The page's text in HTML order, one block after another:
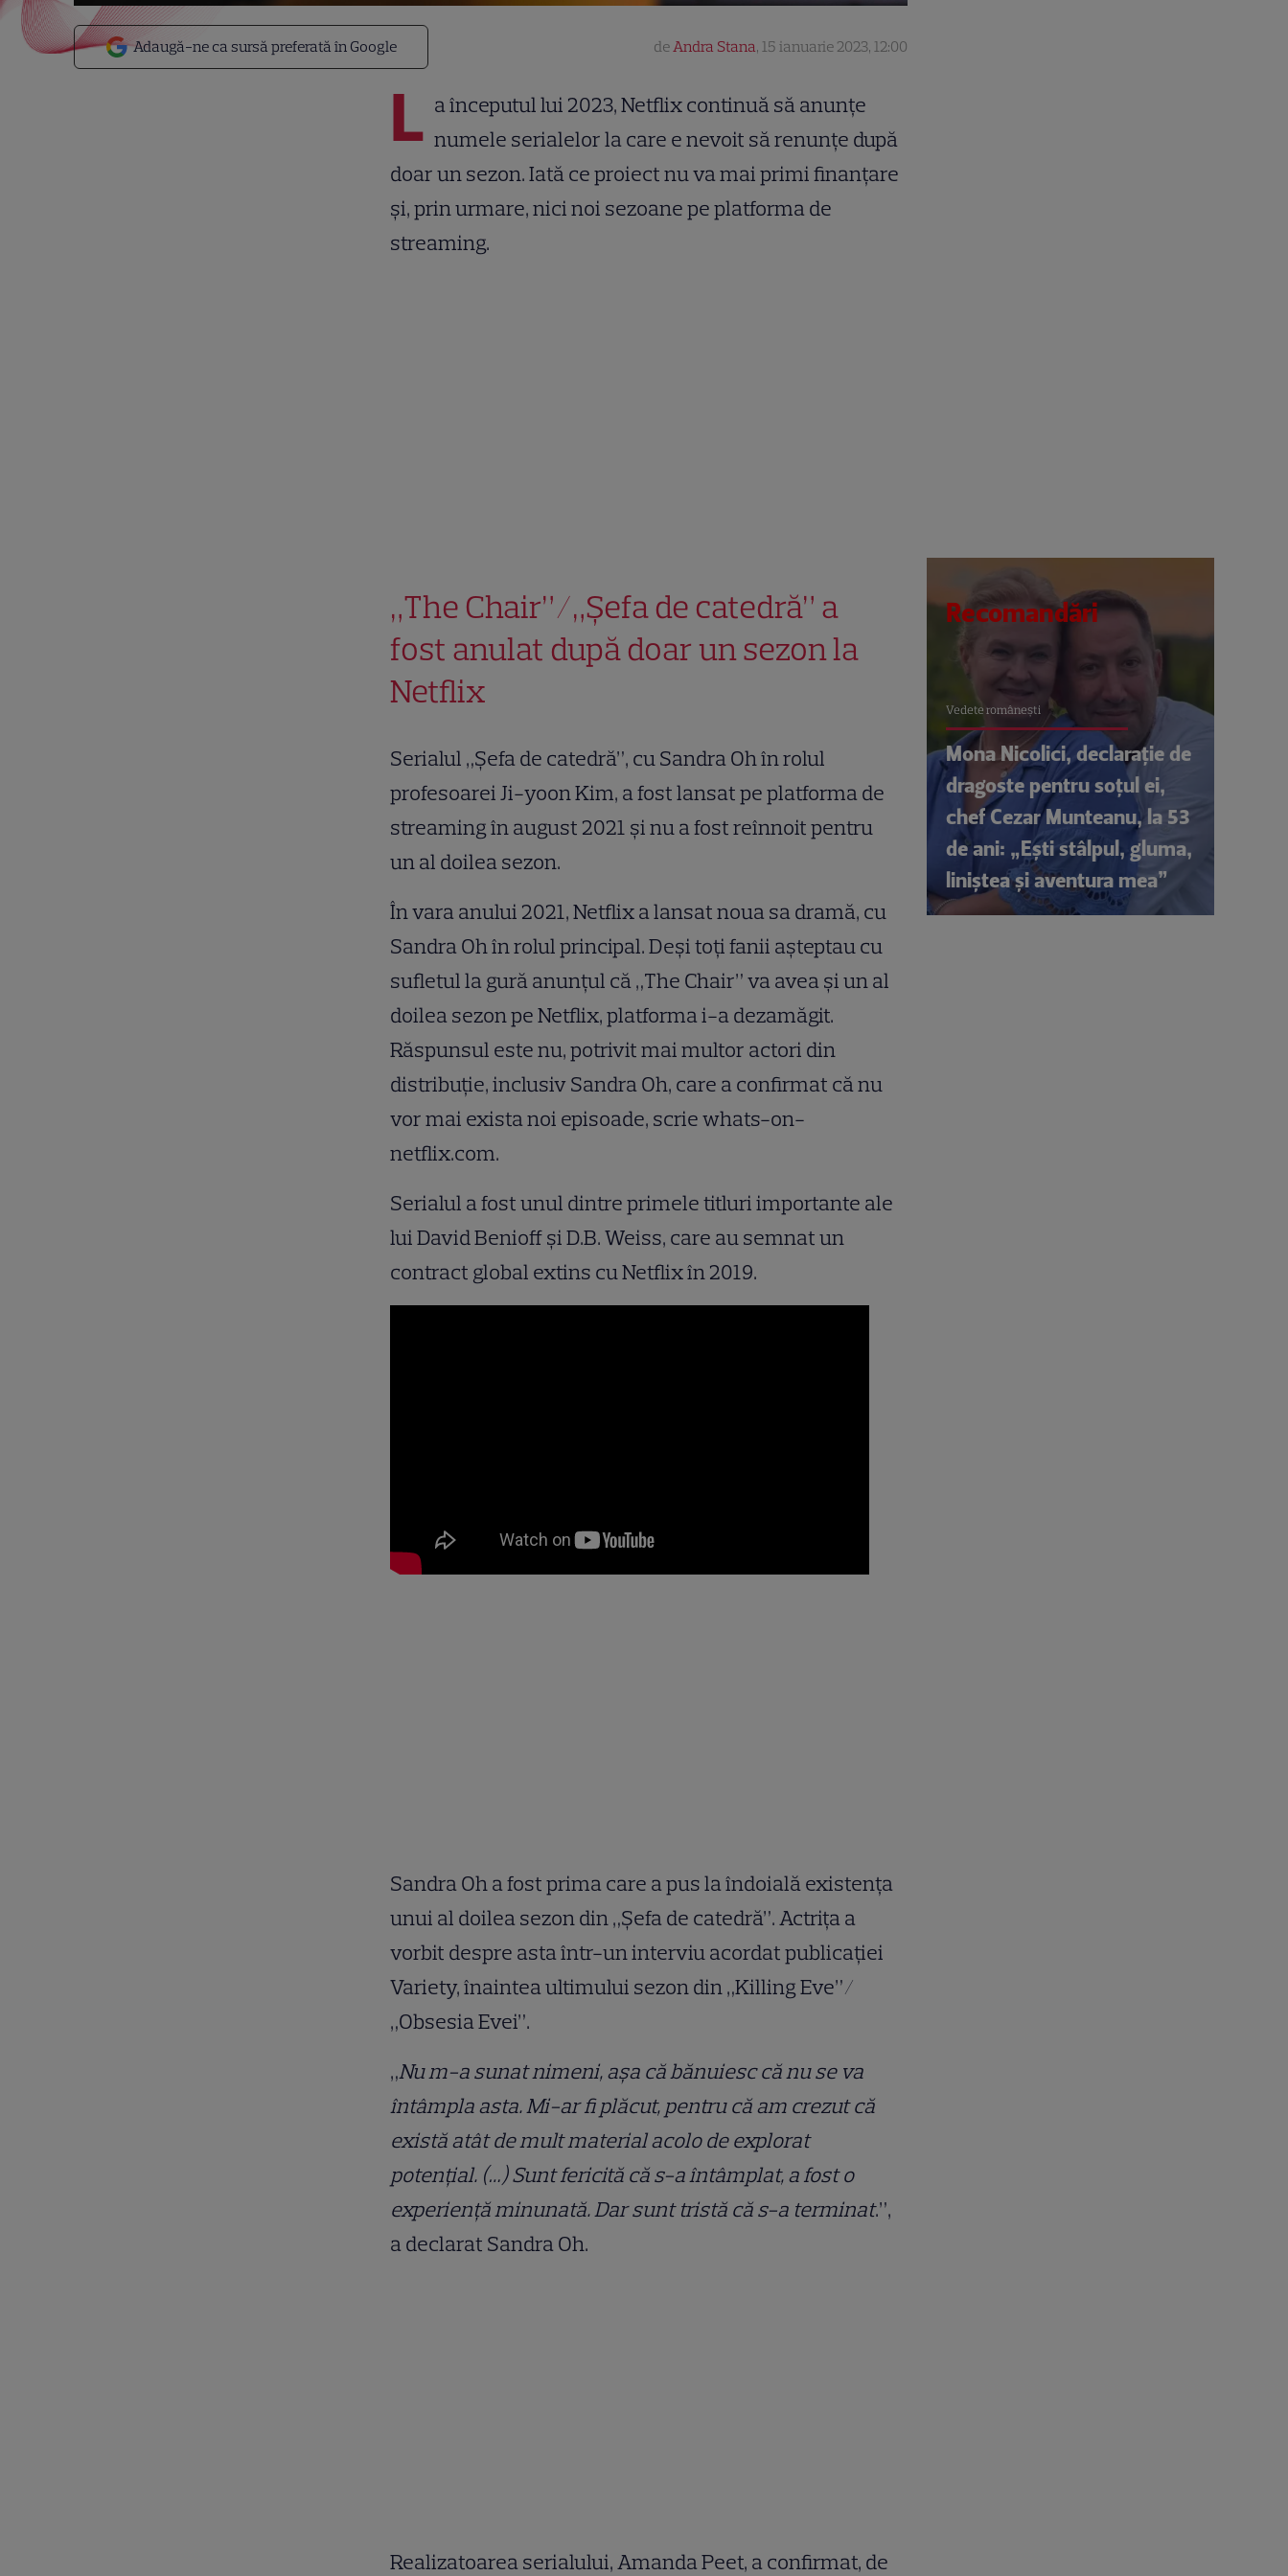
Adaugă-ne ca sursă preferată în Google deAndra Stana, 15 ianuarie 2023, 12:00
L a începutul lui 2023, Netflix continuă să anunțe
numele serialelor la care e nevoit să renunțe după
doar un sezon. Iată ce proiect nu va mai primi finanțare
și, prin urmare, nici noi sezoane pe platforma de
streaming.
„The Chair”/„Șefa de catedră” a
fost anulat după doar un sezon la
Netflix
Serialul „Șefa de catedră”, cu Sandra Oh în rolul
profesoarei Ji-yoon Kim, a fost lansat pe platforma de
streaming în august 2021 și nu a fost reînnoit pentru
un al doilea sezon.
În vara anului 2021, Netflix a lansat noua sa dramă, cu
Sandra Oh în rolul principal. Deși toți fanii așteptau cu
sufletul la gură anunțul că „The Chair” va avea și un al
doilea sezon pe Netflix, platforma i-a dezamăgit.
Răspunsul este nu, potrivit mai multor actori din
distribuție, inclusiv Sandra Oh, care a confirmat că nu
vor mai exista noi episoade, scrie whats-on-
netflix.com.
Serialul a fost unul dintre primele titluri importante ale
lui David Benioff și D.B. Weiss, care au semnat un
contract global extins cu Netflix în 2019.
Sandra Oh a fost prima care a pus la îndoială existența
unui al doilea sezon din „Șefa de catedră”. Actrița a
vorbit despre asta într-un interviu acordat publicației
Variety, înaintea ultimului sezon din „Killing Eve”/
„Obsesia Evei”.
„Nu m-a sunat nimeni, așa că bănuiesc că nu se va
întâmpla asta. Mi-ar fi plăcut, pentru că am crezut că
există atât de mult material acolo de explorat
potențial. (…) Sunt fericită că s-a întâmplat, a fost o
experiență minunată. Dar sunt tristă că s-a terminat.”,
a declarat Sandra Oh.
Realizatoarea serialului, Amanda Peet, a confirmat, de
Recomandări
Vedete româneşti
Mona Nicolici, declarație de
dragoste pentru soțul ei,
chef Cezar Munteanu, la 53
de ani: „Ești stâlpul, gluma,
liniștea și aventura mea”